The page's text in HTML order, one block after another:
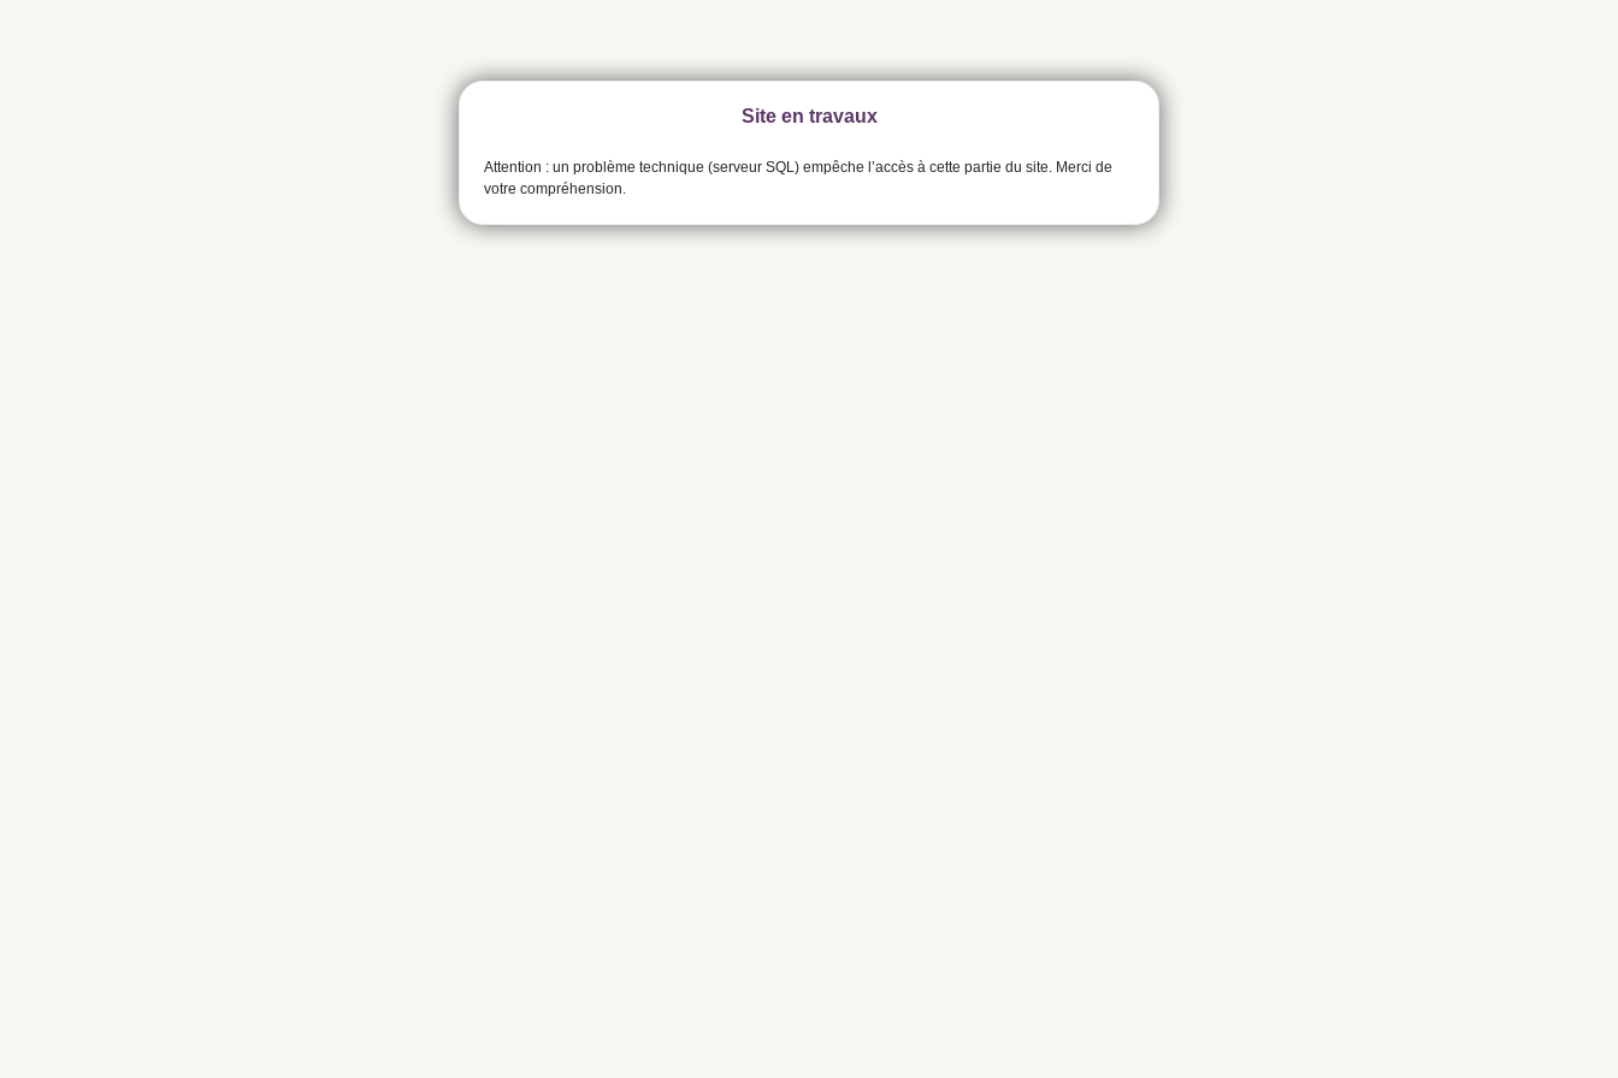
Site en travaux
Attention : un problème technique (serveur SQL) empêche l’accès à cette partie du site. Merci de
votre compréhension.